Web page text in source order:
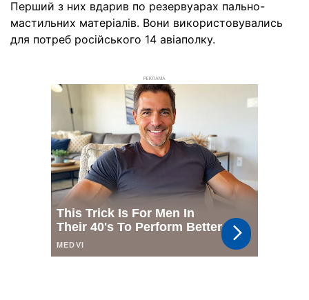
Перший з них вдарив по резервуарах пально-
мастильних матеріалів. Вони використовувались
для потреб російського 14 авіаполку.
РЕКЛАМА